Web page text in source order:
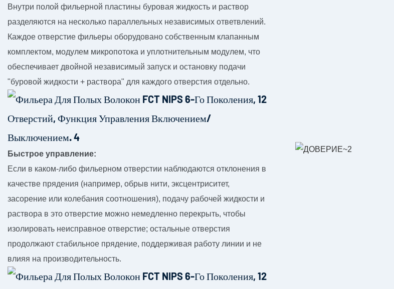
Внутри полой фильерной пластины буровая жидкость и раствор
разделяются на несколько параллельных независимых ответвлений.
Каждое отверстие фильеры оборудовано собственным клапанным
комплектом, модулем микропотока и уплотнительным модулем, что
обеспечивает двойной независимый запуск и остановку подачи
"буровой жидкости + раствора" для каждого отверстия отдельно.
Быстрое управление:
Если в каком-либо фильерном отверстии наблюдаются отклонения в
качестве прядения (например, обрыв нити, эксцентриситет,
засорение или колебания соотношения), подачу рабочей жидкости и
раствора в это отверстие можно немедленно перекрыть, чтобы
изолировать неисправное отверстие; остальные отверстия
продолжают стабильное прядение, поддерживая работу линии и не
влияя на производительность.